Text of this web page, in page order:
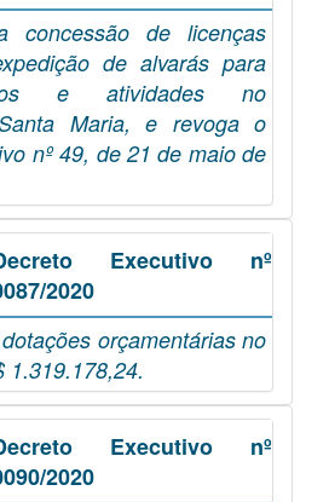
concessão de licenças
de alvarás para
e atividades no
Maria, e revoga o
nº 49, de 21 de maio de
Executivo nº
2020
orçamentárias no
1.319.178,24.
Executivo nº
2020